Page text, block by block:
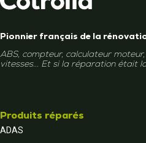
Pionnier français de la
ABS, compteur, calculateur
vitesses... Et si la réparation était
Produits réparés
ADAS